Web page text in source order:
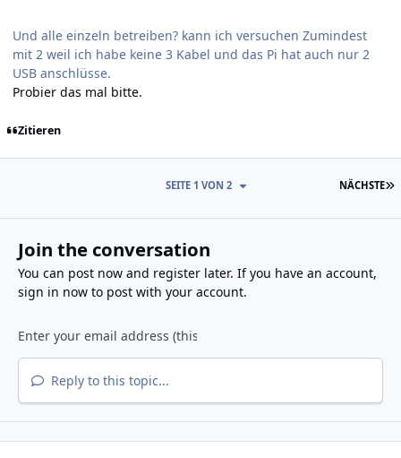
Und alle einzeln betreiben? kann ich versuchen Zumindest
mit 2 weil ich habe keine 3 Kabel und das Pi hat auch nur 2
USB anschlüsse.
Probier das mal bitte.
Zitieren
NÄCHSTE
SEITE 1 VON 2
Join the conversation
You can post now and register later. If you have an account,
sign in nowto post with your account.
Reply to this topic...